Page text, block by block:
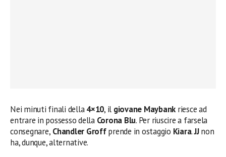
Nei minuti finali della4×10, il giovane Maybank riesce ad
entrare in possesso della Corona Blu. Per riuscire a farsela
consegnare, Chandler Groffprende in ostaggio Kiara.JJnon
ha, dunque, alternative.